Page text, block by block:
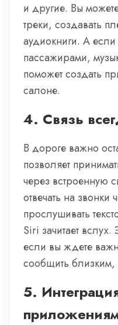
и другие. Вы
треки, создавать
аудиокниги. А если
пассажирами,
поможет создать
салоне.
4. Связь
В дороге важно
позволяет
через встроенную
отвечать на
прослушивать
Siri зачитает
если вы ждете
сообщить близким,
5.